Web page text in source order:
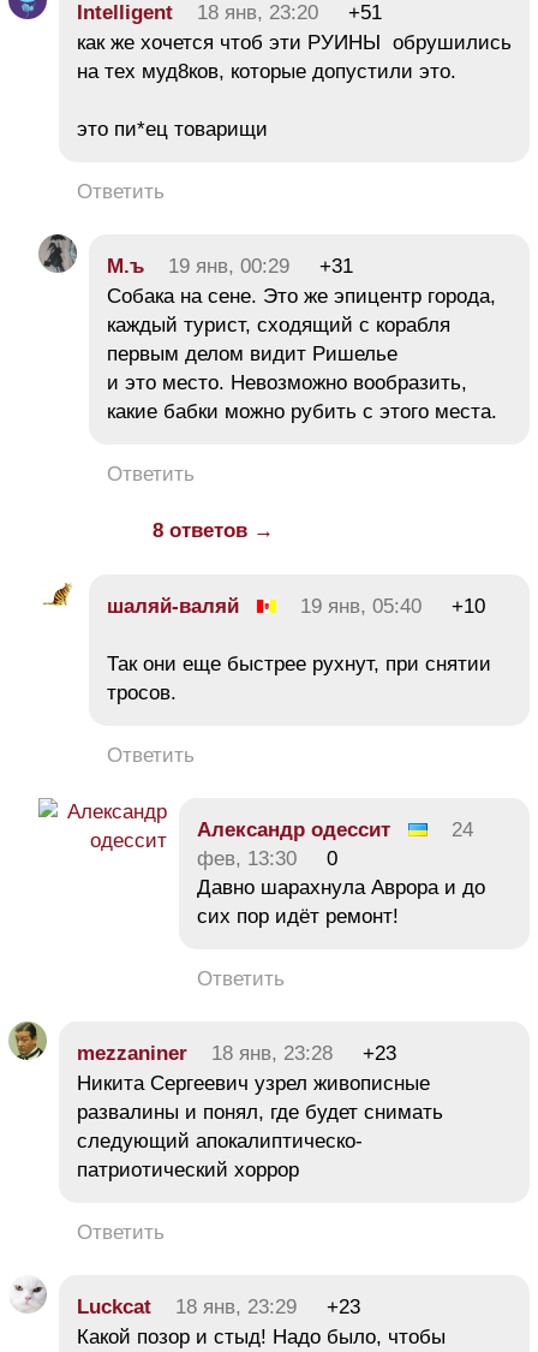
Intelligent 18 янв, 23:20
+51
как же хочется чтоб эти РУИНЫ обрушились
на тех муд8ков, которые допустили это.
это пи*ец товарищи
Ответить
М.ъ 19 янв, 00:29
+31
Собака на сене. Это же эпицентр города,
каждый турист, сходящий с корабля
первым делом видит Ришелье
и это место. Невозможно вообразить,
какие бабки можно рубить с этого места.
Ответить
8 ответов →
шаляй-валяй 19 янв, 05:40 +10
Так они еще быстрее рухнут, при снятии
тросов.
Ответить
Александр одессит
24
фев, 13:30
0
Давно шарахнула Аврора и до
сих пор идёт ремонт!
Ответить
mezzaniner 18 янв, 23:28
+23
Никита Сергеевич узрел живописные
развалины и понял, где будет снимать
следующий апокалиптическо-
патриотический хоррор
Ответить
Luckcat 18 янв, 23:29
+23
Какой позор и стыд! Надо было, чтобы